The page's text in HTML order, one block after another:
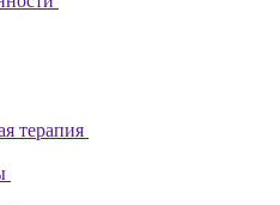
терапия